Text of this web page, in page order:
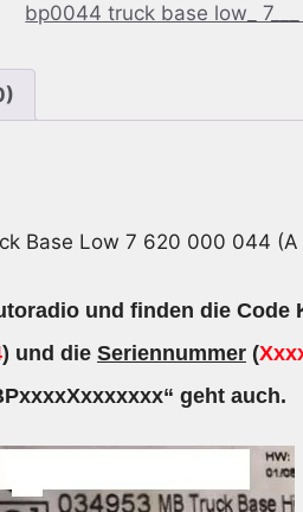
Truck
Low
004
48
86)
bp0044 truck base low_
Base Low 7 620 000 044
und finden die Code
) und die Seriennummer (
geht auch.